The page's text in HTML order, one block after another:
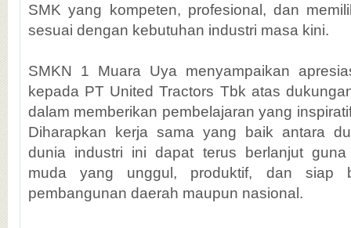
SMK yang kompeten, profesional, dan
sesuai dengan kebutuhan industri masa kini.
SMKN 1 Muara Uya menyampaikan
kepada PT United Tractors Tbk atas
dalam memberikan pembelajaran yang
Diharapkan kerja sama yang baik antara
dunia industri ini dapat terus berlanjut guna
muda yang unggul, produktif, dan siap
pembangunan daerah maupun nasional.